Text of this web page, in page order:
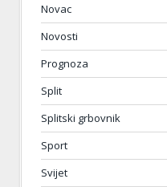
Novac
Novosti
Prognoza
Split
Splitski grbovnik
Sport
Svijet